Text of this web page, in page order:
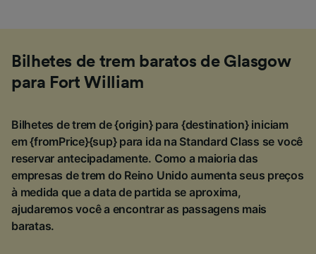
Bilhetes de trem baratos de Glasgow
para Fort William
Bilhetes de trem de {origin} para {destination} iniciam
em {fromPrice}{sup} para ida na Standard Class se você
reservar antecipadamente. Como a maioria das
empresas de trem do Reino Unido aumenta seus preços
à medida que a data de partida se aproxima,
ajudaremos você a encontrar as passagens mais
baratas.